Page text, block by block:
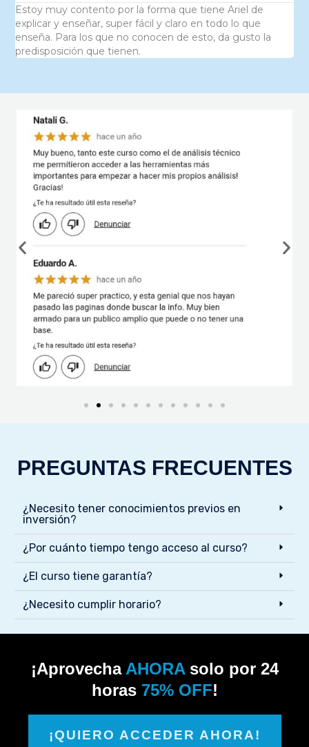
Estoy muy contento por la forma que tiene Ariel de
explicar y enseñar, super fácil y claro en todo lo que
enseña. Para los que no conocen de esto, da gusto la
predisposición que tienen.
PREGUNTAS FRECUENTES
¿Necesito tener conocimientos previos en
inversión?
¿Por cuánto tiempo tengo acceso al curso?
¿El curso tiene garantía?
¿Necesito cumplir horario?
¡Aprovecha AHORAsolo por 24
horas 75% OFF!
¡QUIERO ACCEDER AHORA!